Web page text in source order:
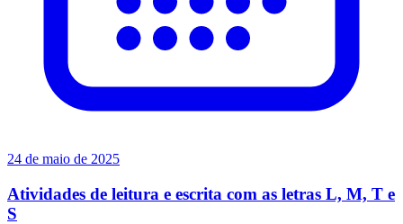
24 de maio de 2025
Atividades de leitura e escrita com as letras L, M, T e
S